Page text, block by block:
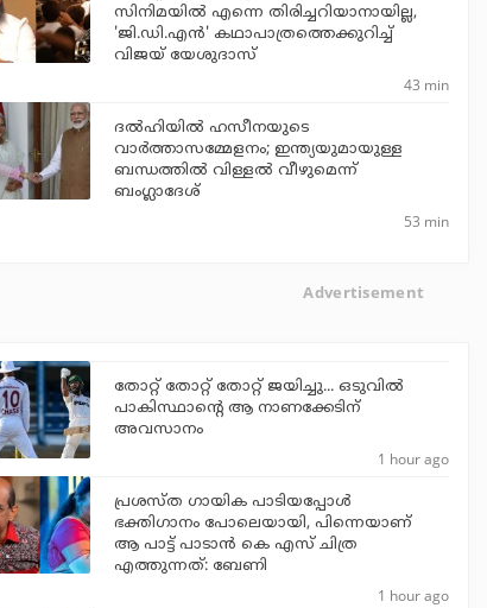
സിനിമയിൽ എന്നെ തിരിച്ചറിയാനായില്ല,
'ജി.ഡി.എൻ' കഥാപാത്രത്തെക്കുറിച്ച്
വിജയ് യേശുദാസ്
43 min
ദല്‍ഹിയില്‍ ഹസീനയുടെ
വാര്‍ത്താസമ്മേളനം; ഇന്ത്യയുമായുള്ള
ബന്ധത്തില്‍ വിള്ളല്‍ വീഴുമെന്ന്
ബംഗ്ലാദേശ്
53 min
Advertisement
തോറ്റ് തോറ്റ് തോറ്റ് ജയിച്ചു... ഒടുവില്‍
പാകിസ്ഥാന്റെ ആ നാണക്കേടിന്
അവസാനം
1 hour ago
പ്രശസ്ത ഗായിക പാടിയപ്പോൾ
ഭക്തിഗാനം പോലെയായി, പിന്നെയാണ്
ആ പാട്ട് പാടാൻ കെ എസ് ചിത്ര
എത്തുന്നത്: ബേണി
1 hour ago